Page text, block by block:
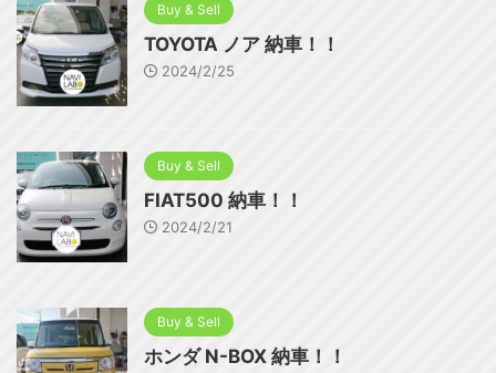
Buy & Sell
TOYOTA ノア 納車！！
2024/2/25
Buy & Sell
FIAT500 納車！！
2024/2/21
Buy & Sell
ホンダ N-BOX 納車！！